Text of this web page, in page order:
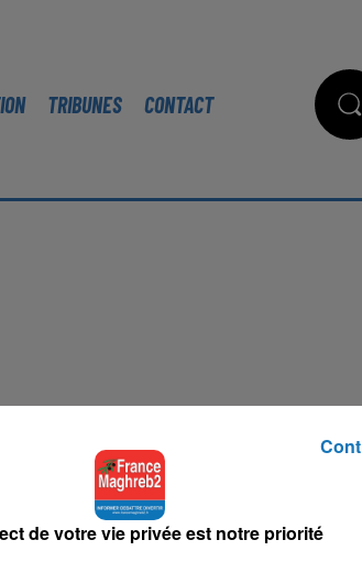
TRIBUNES CONTACT
de votre vie privée est notre priorité